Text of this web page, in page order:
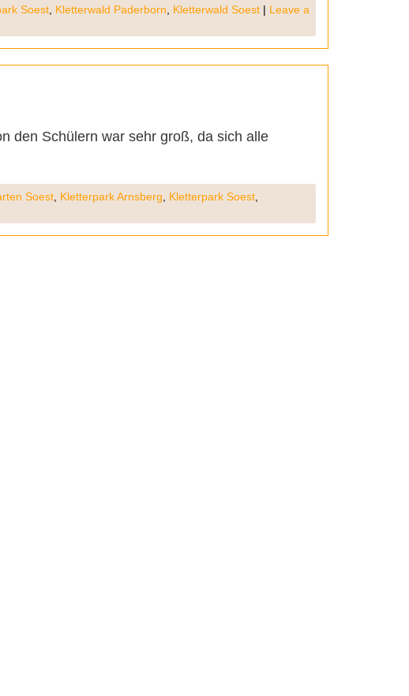
Soest Kletterwald Paderborn Kletterwald Soest | Leave a
den Schülern war sehr groß, da sich alle
Soest Kletterpark Arnsberg Kletterpark Soest